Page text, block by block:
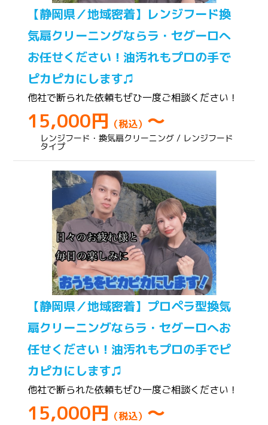
【静岡県／地域密着】レンジフード換
気扇クリーニングならラ・セグーロへ
お任せください！油汚れもプロの手で
ピカピカにします♫
他社で断られた依頼もぜひ一度ご相談ください！
15,000円 （税込） ～
レンジフード・換気扇クリーニング / レンジフード
タイプ
【静岡県／地域密着】プロペラ型換気
扇クリーニングならラ・セグーロへお
任せください！油汚れもプロの手でピ
カピカにします♫
他社で断られた依頼もぜひ一度ご相談ください！
15,000円 （税込） ～